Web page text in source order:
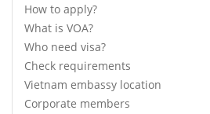
How to apply?
What is VOA?
Who need visa?
Check requirements
Vietnam embassy location
Corporate members